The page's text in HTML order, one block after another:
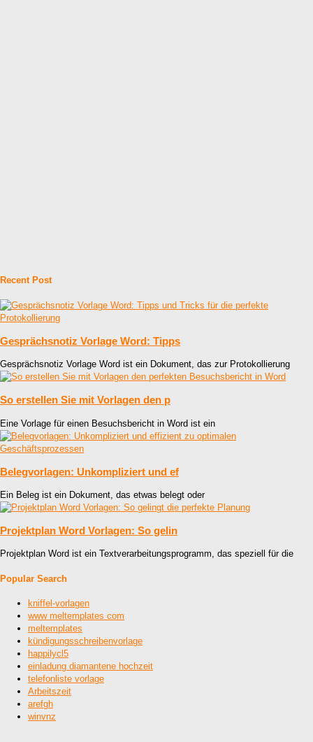
Recent Post
Gesprächsnotiz Vorlage Word: Tipps
Gesprächsnotiz Vorlage Word ist ein Dokument, das zur Protokollierung
So erstellen Sie mit Vorlagen den p
Eine Vorlage für einen Besuchsbericht in Word ist ein
Belegvorlagen: Unkompliziert und ef
Ein Beleg ist ein Dokument, das etwas belegt oder
Projektplan Word Vorlagen: So gelin
Projektplan Word ist ein Textverarbeitungsprogramm, das speziell für die
Popular Search
kniffel-vorlagen
www meltemplates com
meltemplates
kündigungsschreibenvorlage
happilycl5
einladung diamantene hochzeit
telefonliste vorlage
Arbeitszeit
arefgh
winvnz